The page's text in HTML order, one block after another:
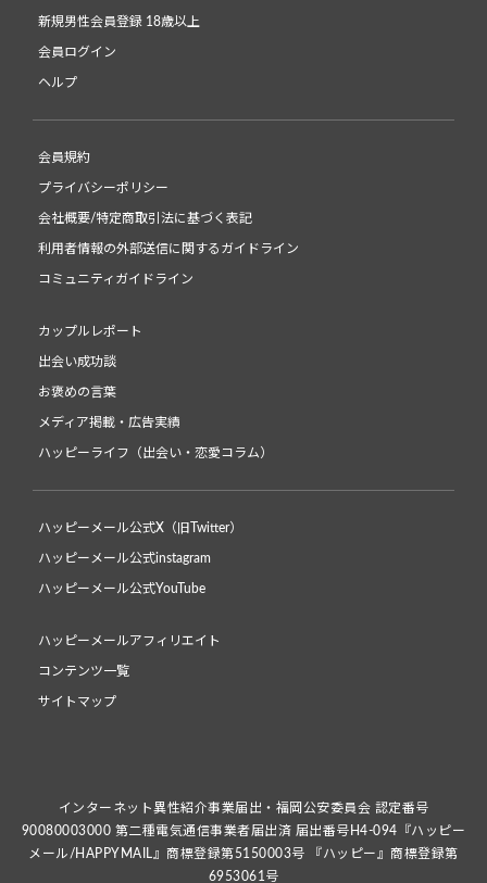
新規男性会員登録 18歳以上
会員ログイン
ヘルプ
会員規約
プライバシーポリシー
会社概要/特定商取引法に基づく表記
利用者情報の外部送信に関するガイドライン
コミュニティガイドライン
カップルレポート
出会い成功談
お褒めの言葉
メディア掲載・広告実績
ハッピーライフ（出会い・恋愛コラム）
ハッピーメール公式X（旧Twitter）
ハッピーメール公式instagram
ハッピーメール公式YouTube
ハッピーメールアフィリエイト
コンテンツ一覧
サイトマップ
インターネット異性紹介事業届出・福岡公安委員会 認定番号
90080003000 第二種電気通信事業者届出済 届出番号H4-094『ハッピー
メール/HAPPYMAIL』商標登録第5150003号 『ハッピー』商標登録第
6953061号